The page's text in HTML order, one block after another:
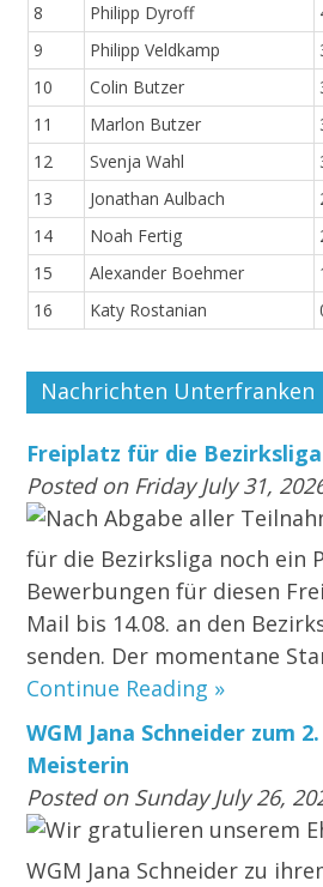
8
Philipp Dyroff
9
Philipp Veldkamp
10
Colin Butzer
11
Marlon Butzer
12
Svenja Wahl
13
Jonathan Aulbach
14
Noah Fertig
15
Alexander Boehmer
16
Katy Rostanian
Nachrichten Unterfranken
Freiplatz für die
Posted on Friday July 31,
Nach Abgabe aller
für die Bezirksliga noch ein
Bewerbungen für diesen
Mail bis 14.08. an den
senden. Der momentane
Continue Reading »
WGM Jana Schneider zum
Meisterin
Posted on Sunday July 26,
Wir gratulieren unserem
WGM Jana Schneider zu